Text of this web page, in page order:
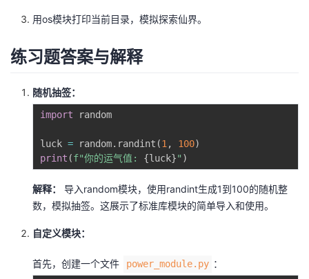
验
收
藏
议用os模块打印当前目录，模拟探索仙界。
练习题答案与解释
随机抽签：
import random
luck = random. randint (1 , 100)
print (f"你的运气值: {luck}" )
解释：
导入random模块，使用randint生成1到100的随机整
数，模拟抽签。这展示了标准库模块的简单导入和使用。
自定义模块：
首先，创建一个文件 power_module.py ：